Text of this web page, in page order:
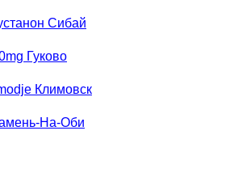
Сибай
Гуково
Климовск
На-Оби